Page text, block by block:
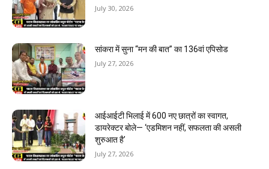
July 30, 2026
सांकरा में सुना “मन की बात” का 136वां एपिसोड
July 27, 2026
आईआईटी भिलाई में 600 नए छात्रों का स्वागत,
डायरेक्टर बोले— ‘एडमिशन नहीं, सफलता की असली
शुरुआत है’
July 27, 2026